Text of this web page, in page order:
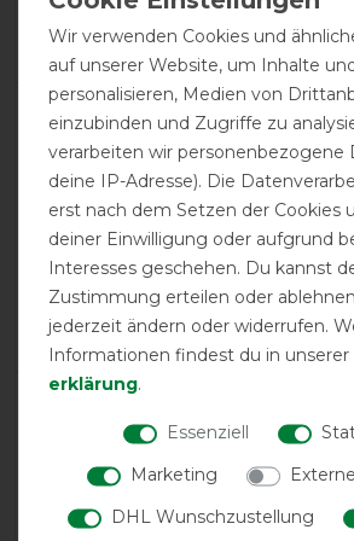
Product Rating
4.7/5
product experience
calculated from 7 customer
Positive
100%
Neutral
0%
Negative
0%
27.11.2024
Ging zurück da es mir jedoch zu
Wir verwenden Cookies und
auf unserer Website, um Inhalte
personalisieren, Medien von
einzubinden und Zugriffe zu
verarbeiten wir personenbezogene
deine IP-Adresse). Die
erst nach dem Setzen der Cookies
deiner Einwilligung oder aufgrund
Interesses geschehen. Du kannst
Zustimmung erteilen oder
jederzeit ändern oder widerrufen.
Informationen findest du in unserer
erklärung.
Essenziell
Marketing
DHL Wunschzustellung